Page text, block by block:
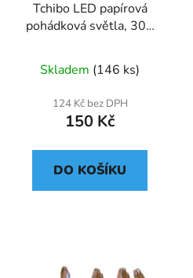
Tchibo LED papírová
pohádková světla, 300
Skladem (146 ks)
124 Kč bez DPH
150 Kč
DO KOŠÍKU